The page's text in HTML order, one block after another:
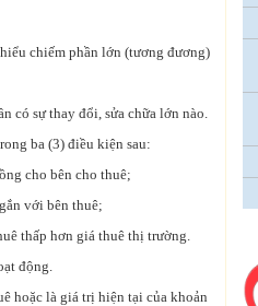
chiếm phần lớn (tương đương)
có sự thay đổi, sửa chữa lớn nào.
ba (3) điều kiện sau:
cho bên cho thuê;
với bên thuê;
thấp hơn giá thuê thị trường.
động.
hoặc là giá trị hiện tại của khoản